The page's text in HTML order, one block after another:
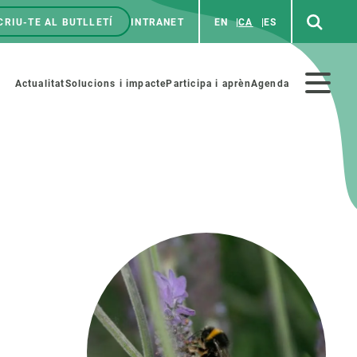
TE AL BUTLLETÍ INTRANET EN CA ES
Menú
ActualitatSolucions i impacteParticipa i aprènAgenda
Fes ciència amb nosaltres
Materials educatius
NOTÍCIES I AGENDA
Agenda
Esdeveniments anteriors
Actualitat
Notícies